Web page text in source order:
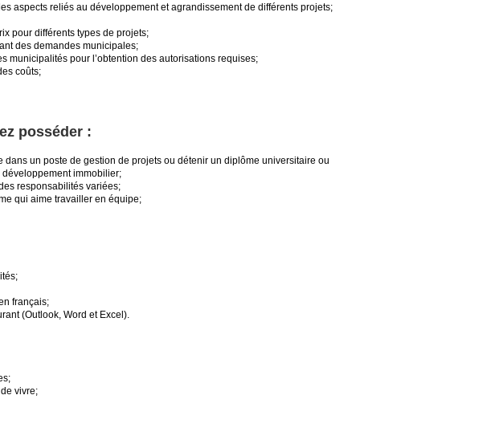
aspects reliés au développement et agrandissement de différents projets;
pour différents types de projets;
des demandes municipales;
municipalités pour l’obtention des autorisations requises;
coûts;
posséder :
un poste de gestion de projets ou détenir un diplôme universitaire ou
immobilier;
responsabilités variées;
qui aime travailler en équipe;
français;
(Outlook, Word et Excel).
vivre;